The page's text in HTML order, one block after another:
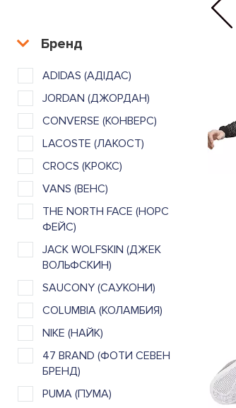
Бренд
ADIDAS (АДІДАС)
JORDAN (ДЖОРДАН)
CONVERSE (КОНВЕРС)
LACOSTE (ЛАКОСТ)
CROCS (КРОКС)
VANS (ВЕНС)
THE NORTH FACE (НОРС
ФЕЙС)
JACK WOLFSKIN (ДЖЕК
ВОЛЬФСКИН)
SAUCONY (САУКОНИ)
COLUMBIA (КОЛАМБИЯ)
NIKE (НАЙК)
47 BRAND (ФОТИ СЕВЕН
БРЕНД)
PUMA (ПУМА)